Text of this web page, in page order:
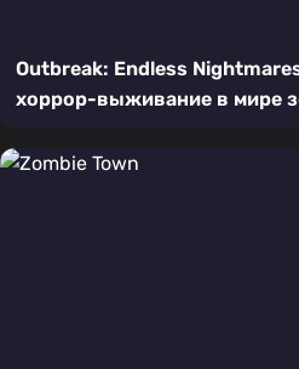
Outbreak: Endless
хоррор-выживание в мире